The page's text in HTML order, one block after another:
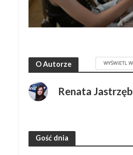
O Autorze WYŚWIETL
Renata
Gość dnia